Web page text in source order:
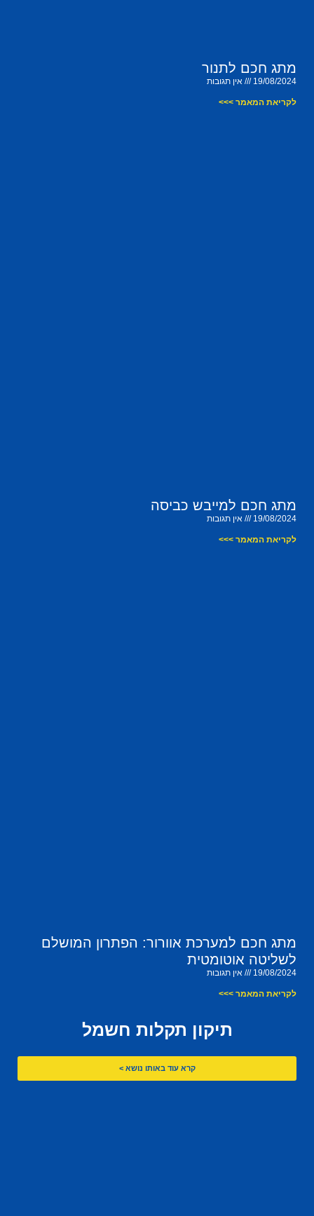
מתג חכם לתנור
19/08/2024 אין תגובות
לקריאת המאמר >>>
מתג חכם למייבש כביסה
19/08/2024 אין תגובות
לקריאת המאמר >>>
מתג חכם למערכת אוורור: הפתרון המושלם
לשליטה אוטומטית
19/08/2024 אין תגובות
לקריאת המאמר >>>
תיקון תקלות חשמל
קרא עוד באותו נושא >